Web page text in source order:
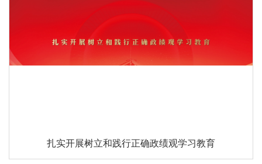
扎实开展树立和践行正确政绩观学习教育